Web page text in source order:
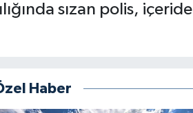
sızan polis, içeride
Haber